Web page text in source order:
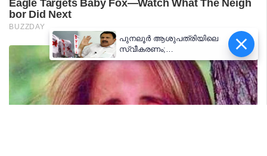
പുനലൂർ ആശുപത്രിയിലെ
സ്വീകരണം;
രോഗികൾക്കുണ്ടായ
ബുദ്ധിമുട്ടിൽ
ആരോഗ്യമന്ത്രിയുടെ
നിലപാട് തേടി
ഡിവൈഎഫ്‌ഐ